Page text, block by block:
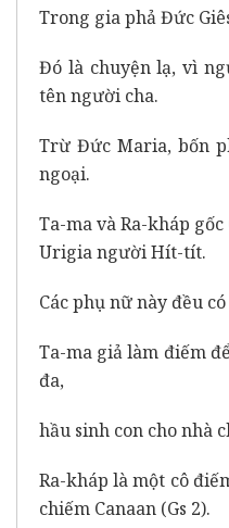
Trong gia phả Đức
Đó là chuyện lạ, vì
tên người cha.
Trừ Đức Maria, bốn
ngoại.
Ta-ma và Ra-kháp
Urigia người Hít-tít.
Các phụ nữ này đều
Ta-ma giả làm điếm
đa,
hầu sinh con cho nhà
Ra-kháp là một cô
chiếm Canaan (Gs 2).